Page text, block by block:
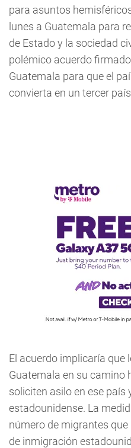
para asuntos
lunes a Guatemala para
de Estado y la sociedad
polémico acuerdo
Guatemala para que el
convierta en un tercer
El acuerdo implicaría que
Guatemala en su camino
soliciten asilo en ese país
estadounidense. La
número de migrantes
de inmigración